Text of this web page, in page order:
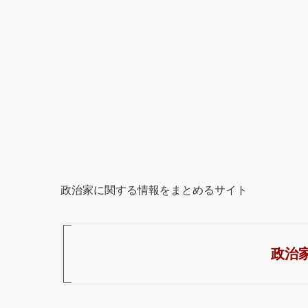
政治家に関する情報をまとめるサイト
政治